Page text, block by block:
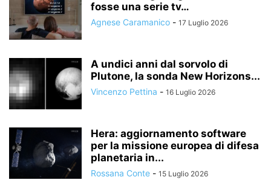
fosse una serie tv…
Agnese Caramanico - 17 Luglio 2026
A undici anni dal sorvolo di
Plutone, la sonda New Horizons...
Vincenzo Pettina - 16 Luglio 2026
Hera: aggiornamento software
per la missione europea di difesa
planetaria in...
Rossana Conte - 15 Luglio 2026